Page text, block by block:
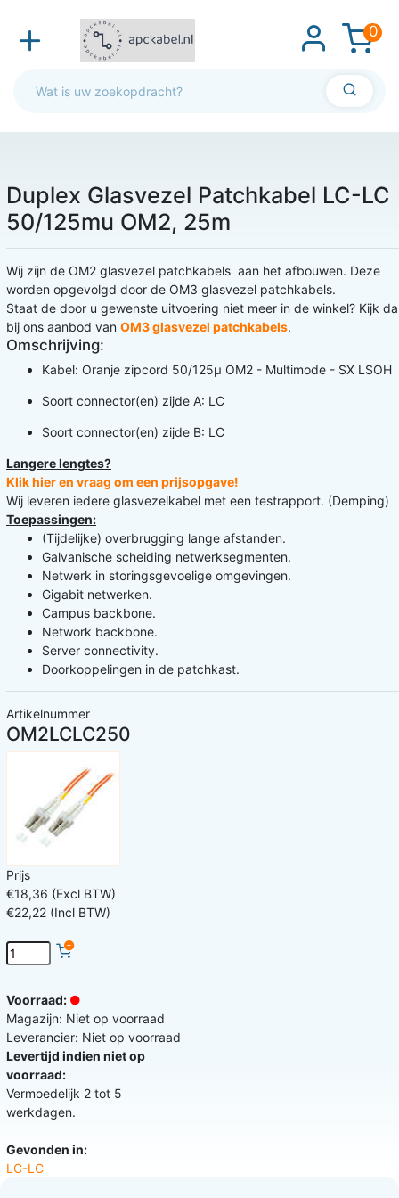
0
Duplex Glasvezel Patchkabel LC-LC
50/125mu OM2, 25m
Wij zijn de OM2 glasvezel patchkabels aan het afbouwen. Deze
worden opgevolgd door de OM3 glasvezel patchkabels.
Staat de door u gewenste uitvoering niet meer in de winkel? Kijk
bij ons aanbod van OM3 glasvezel patchkabels.
Omschrijving:
Kabel: Oranje zipcord 50/125µ OM2 - Multimode - SX LSOH
Soort connector(en) zijde A: LC
Soort connector(en) zijde B: LC
Langere lengtes?
Klik hier en vraag om een prijsopgave!
Wij leveren iedere glasvezelkabel met een testrapport. (Demping)
Toepassingen:
(Tijdelijke) overbrugging lange afstanden.
Galvanische scheiding netwerksegmenten.
Netwerk in storingsgevoelige omgevingen.
Gigabit netwerken.
Campus backbone.
Network backbone.
Server connectivity.
Doorkoppelingen in de patchkast.
Artikelnummer
OM2LCLC250
Prijs
€18,36 (Excl BTW)
€22,22 (Incl BTW)
Voorraad:
Magazijn: Niet op voorraad
Leverancier: Niet op voorraad
Levertijd indien niet op
voorraad:
Vermoedelijk 2 tot 5
werkdagen.
Gevonden in:
LC-LC